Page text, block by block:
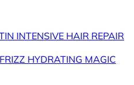
INTENSIVE HAIR REPAIR
HYDRATING MAGIC